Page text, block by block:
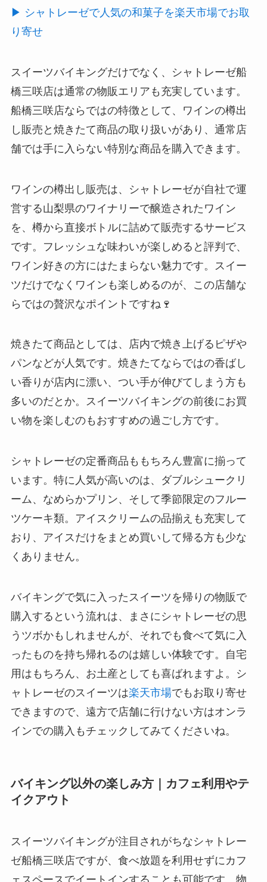
▶ シャトレーゼで人気の和菓子を楽天市場でお取
り寄せ
スイーツバイキングだけでなく、シャトレーゼ船
橋三咲店は通常の物販エリアも充実しています。
船橋三咲店ならではの特徴として、ワインの樽出
し販売と焼きたて商品の取り扱いがあり、通常店
舗では手に入らない特別な商品を購入できます。
ワインの樽出し販売は、シャトレーゼが自社で運
営する山梨県のワイナリーで醸造されたワイン
を、樽から直接ボトルに詰めて販売するサービス
です。フレッシュな味わいが楽しめると評判で、
ワイン好きの方にはたまらない魅力です。スイー
ツだけでなくワインも楽しめるのが、この店舗な
らではの贅沢なポイントですね🍷
焼きたて商品としては、店内で焼き上げるピザや
パンなどが人気です。焼きたてならではの香ばし
い香りが店内に漂い、つい手が伸びてしまう方も
多いのだとか。スイーツバイキングの前後にお買
い物を楽しむのもおすすめの過ごし方です。
シャトレーゼの定番商品ももちろん豊富に揃って
います。特に人気が高いのは、ダブルシュークリ
ーム、なめらかプリン、そして季節限定のフルー
ツケーキ類。アイスクリームの品揃えも充実して
おり、アイスだけをまとめ買いして帰る方も少な
くありません。
バイキングで気に入ったスイーツを帰りの物販で
購入するという流れは、まさにシャトレーゼの思
うツボかもしれませんが、それでも食べて気に入
ったものを持ち帰れるのは嬉しい体験です。自宅
用はもちろん、お土産としても喜ばれますよ。シ
ャトレーゼのスイーツは楽天市場でもお取り寄せ
できますので、遠方で店舗に行けない方はオンラ
インでの購入もチェックしてみてくださいね。
バイキング以外の楽しみ方｜カフェ利用やテ
イクアウト
スイーツバイキングが注目されがちなシャトレー
ゼ船橋三咲店ですが、食べ放題を利用せずにカフ
ェスペースでイートインすることも可能です。物